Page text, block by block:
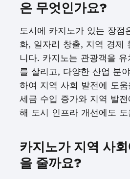
은 무엇인가요?
도시에 카지노가 있는 장점
화, 일자리 창출, 지역 경제
니다. 카지노는 관광객을
를 살리고, 다양한 산업 분
하여 지역 사회 발전에 도
세금 수입 증가와 지역 발
해 도시 인프라 개선에도
카지노가 지역 사
을 줄까요?